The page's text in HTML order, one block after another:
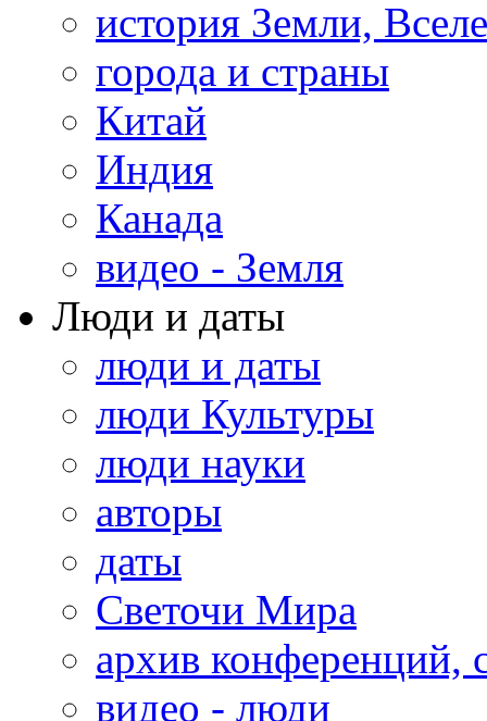
история Земли,
города и страны
Китай
Индия
Канада
видео - Земля
Люди и даты
люди и даты
люди Культуры
люди науки
авторы
даты
Светочи Мира
архив конференций,
видео - люди